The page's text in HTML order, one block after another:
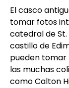
El casco
tomar fotos
catedral de St.
castillo de
pueden tomar
las muchas
como Calton